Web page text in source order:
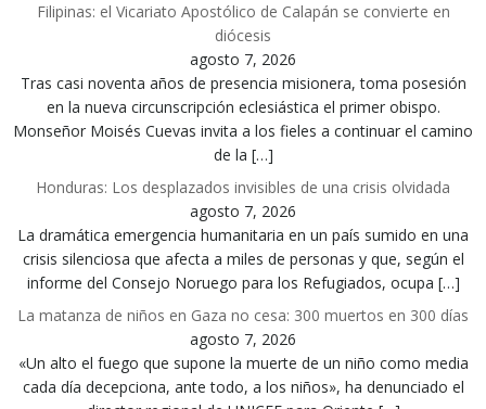
Filipinas: el Vicariato Apostólico de Calapán se convierte en
diócesis
agosto 7, 2026
Tras casi noventa años de presencia misionera, toma posesión
en la nueva circunscripción eclesiástica el primer obispo.
Monseñor Moisés Cuevas invita a los fieles a continuar el camino
de la […]
Honduras: Los desplazados invisibles de una crisis olvidada
agosto 7, 2026
La dramática emergencia humanitaria en un país sumido en una
crisis silenciosa que afecta a miles de personas y que, según el
informe del Consejo Noruego para los Refugiados, ocupa […]
La matanza de niños en Gaza no cesa: 300 muertos en 300 días
agosto 7, 2026
«Un alto el fuego que supone la muerte de un niño como media
cada día decepciona, ante todo, a los niños», ha denunciado el